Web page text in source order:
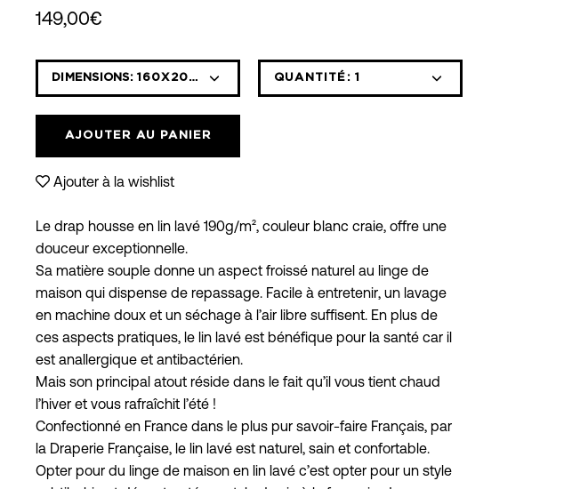
149,00€
DIMENSIONS: 160X200 CM
Sélectionnez
la
liste
déroulante
des
variantes
QUANTITÉ: 1
AJOUTER AU PANIER
Ajouter à la wishlist
Le drap housse en lin lavé 190g/m², couleur blanc craie, offre une
douceur exceptionnelle.
Sa matière souple donne un aspect froissé naturel au linge de
maison qui dispense de repassage. Facile à entretenir, un lavage
en machine doux et un séchage à l’air libre suffisent. En plus de
ces aspects pratiques, le lin lavé est bénéfique pour la santé car il
est anallergique et antibactérien.
Mais son principal atout réside dans le fait qu’il vous tient chaud
l’hiver et vous rafraîchit l’été !
Confectionné en France dans le plus pur savoir-faire Français, par
la Draperie Française, le lin lavé est naturel, sain et confortable.
Opter pour du linge de maison en lin lavé c’est opter pour un style